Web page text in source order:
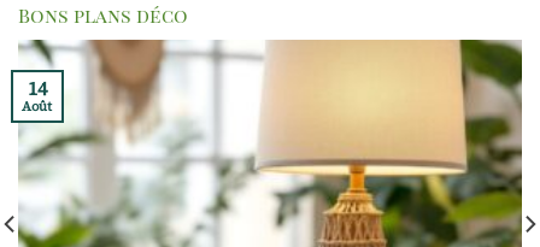
Bons plans déco
14
Août